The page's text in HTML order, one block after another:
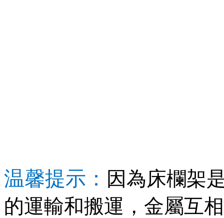
温馨提示： 因為床欄架
的運輸和搬運，金屬互